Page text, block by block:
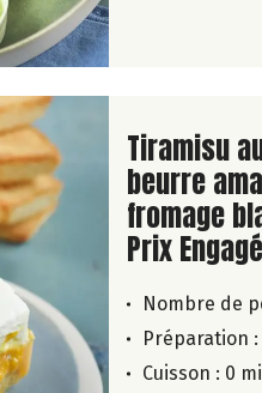
Lire la
Tiramisu
beurre
fromage
Prix
Nombre de
Préparation :
Cuisson : 0